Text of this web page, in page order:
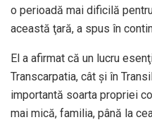
o perioadă mai dificilă
această ţară, a spus în
El a afirmat că un lucru
Transcarpatia, cât şi în
importantă soarta propriei
mai mică, familia, până la